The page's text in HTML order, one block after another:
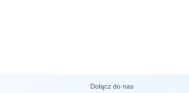
Dołącz do nas